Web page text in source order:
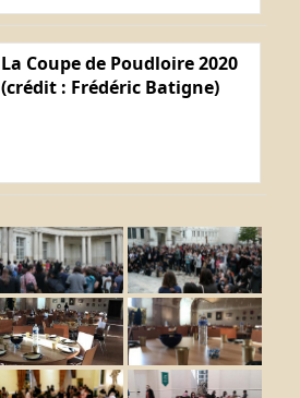
La Coupe de Poudloire 2020
(crédit : Frédéric Batigne)